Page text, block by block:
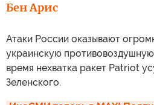
Бен Арис
Атаки России оказывают
украинскую
время нехватка ракет Patriot
Зеленского.